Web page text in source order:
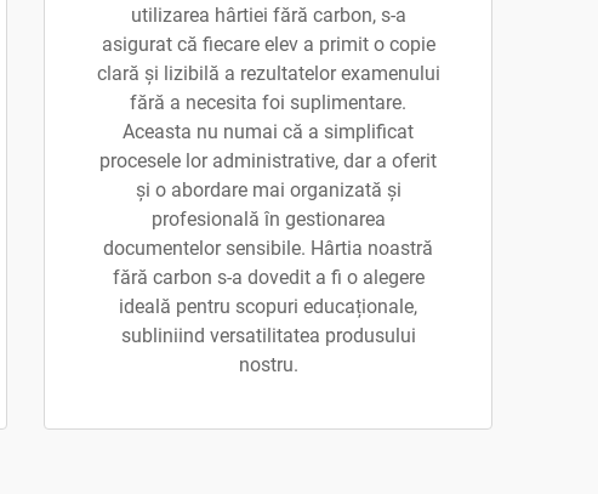
utilizarea hârtiei fără carbon, s-a
asigurat că fiecare elev a primit o copie
clară și lizibilă a rezultatelor examenului
fără a necesita foi suplimentare.
Aceasta nu numai că a simplificat
procesele lor administrative, dar a oferit
și o abordare mai organizată și
profesională în gestionarea
documentelor sensibile. Hârtia noastră
fără carbon s-a dovedit a fi o alegere
ideală pentru scopuri educaționale,
subliniind versatilitatea produsului
nostru.